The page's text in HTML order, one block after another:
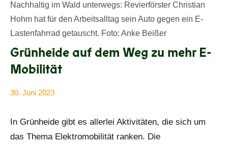
Nachhaltig im Wald unterwegs: Revierförster Christian
Hohm hat für den Arbeitsalltag sein Auto gegen ein E-
Lastenfahrrad getauscht. Foto: Anke Beißer
Grünheide auf dem Weg zu mehr E-
Mobilität
30. Juni 2023
In Grünheide gibt es allerlei Aktivitäten, die sich um
das Thema Elektromobilität ranken. Die